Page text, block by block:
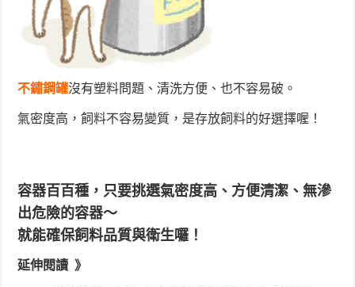
不鏽鋼罐沒有塑料問題、清洗方便、也不容易破。
氣密度高，飼料不容易變質，是存放飼料的好選擇喔！
容器百百種，只要挑選氣密度高、方便清潔、無滲
出危險的容器～
就能確保飼料品質與衛生囉！
延伸閱讀 》